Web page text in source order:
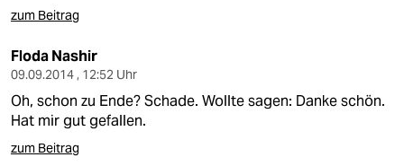
zum Beitrag
Floda Nashir
09.09.2014 , 12:52 Uhr
Oh, schon zu Ende? Schade. Wollte sagen: Danke schön.
Hat mir gut gefallen.
zum Beitrag